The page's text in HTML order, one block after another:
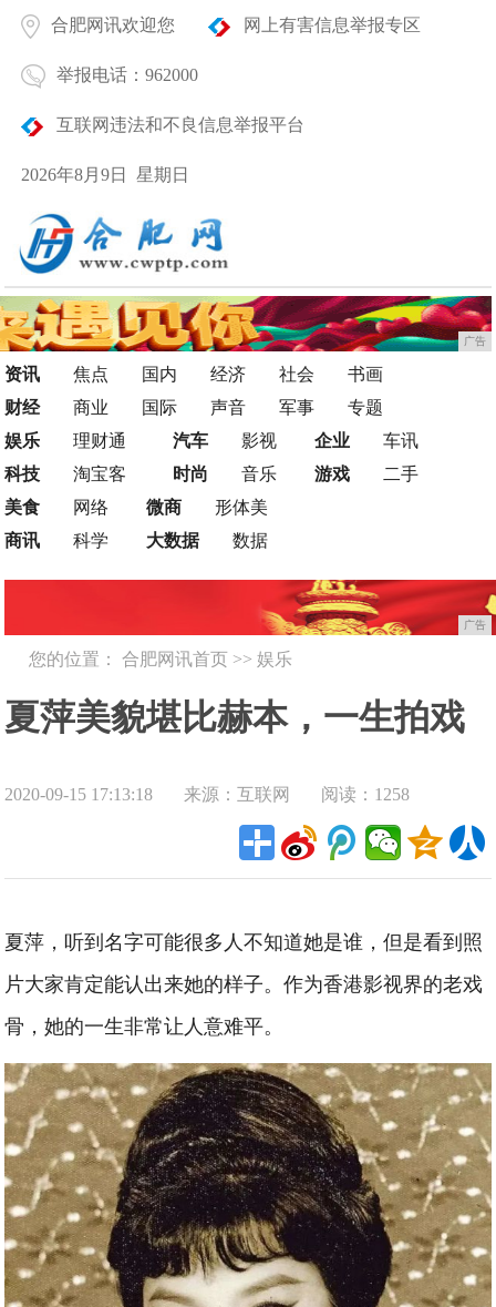
合肥网讯欢迎您 网上有害信息举报专区
举报电话：962000
互联网违法和不良信息举报平台
2026年8月9日 星期日
广告
资讯 焦点 国内 经济 社会
书画
财经
商业 国际 声音 军事
专题
娱乐
理财通
科技
淘宝客
汽车
影视
时尚
音乐
企业
车讯
游戏
二手
美食
网络
商讯
科学
微商
形体美
大数据
数据
广告
您的位置：合肥网讯首页 >>娱乐
夏萍美貌堪比赫本，一生拍戏
200部，熬成奶奶专业户才走红
2020-09-15 17:13:18 来源：互联网 阅读：1258
夏萍，听到名字可能很多人不知道她是谁，但是看到照
片大家肯定能认出来她的样子。作为香港影视界的老戏
骨，她的一生非常让人意难平。